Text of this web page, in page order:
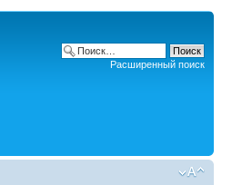
Расширенный поиск